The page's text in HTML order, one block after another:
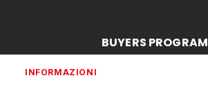
BUYERS PROGRAM
INFORMAZIONI